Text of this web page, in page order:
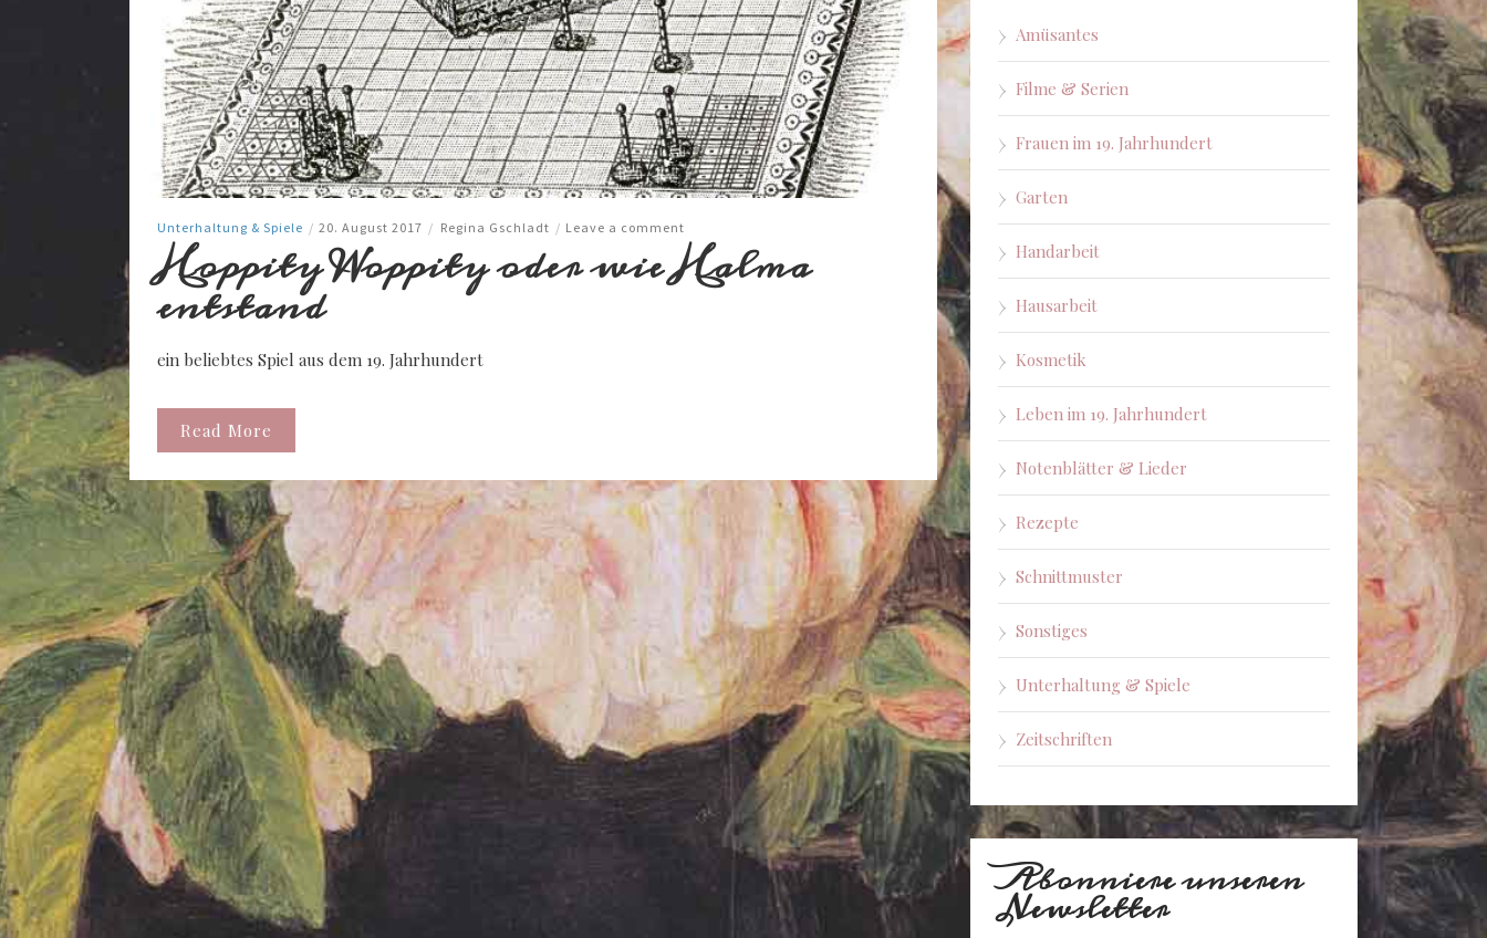
Unterhaltung & Spiele / 20. August 2017 / Regina Gschladt / Leave a comment
Hoppity Woppity oder wie Halma
entstand
ein beliebtes Spiel aus dem 19. Jahrhundert
Read More
Amüsantes
Filme & Serien
Frauen im 19. Jahrhundert
Garten
Handarbeit
Hausarbeit
Kosmetik
Leben im 19. Jahrhundert
Notenblätter & Lieder
Rezepte
Schnittmuster
Sonstiges
Unterhaltung & Spiele
Zeitschriften
Abonniere unseren
Newsletter